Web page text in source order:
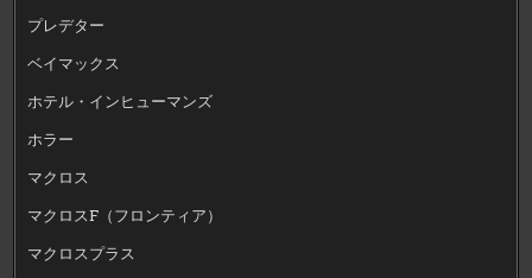
プレデター
ベイマックス
ホテル・インヒューマンズ
ホラー
マクロス
マクロスF（フロンティア）
マクロスプラス